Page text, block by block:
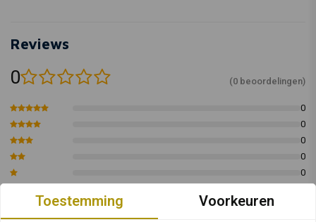
Reviews
0 (0 beoordelingen)
0
0
0
0
0
Toestemming Voorkeuren